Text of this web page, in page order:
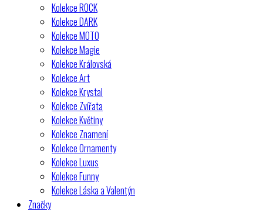
Kolekce ROCK
Kolekce DARK
Kolekce MOTO
Kolekce Magie
Kolekce Královská
Kolekce Art
Kolekce Krystal
Kolekce Zvířata
Kolekce Květiny
Kolekce Znamení
Kolekce Ornamenty
Kolekce Luxus
Kolekce Funny
Kolekce Láska a Valentýn
Značky